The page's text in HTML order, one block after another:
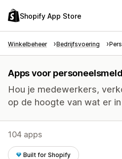
Shopify App Store
Winkelbeheer Bedrijfsvoering
Apps voor
Hou je medewerkers,
op de hoogte van wat er
104 apps
Built for Shopify